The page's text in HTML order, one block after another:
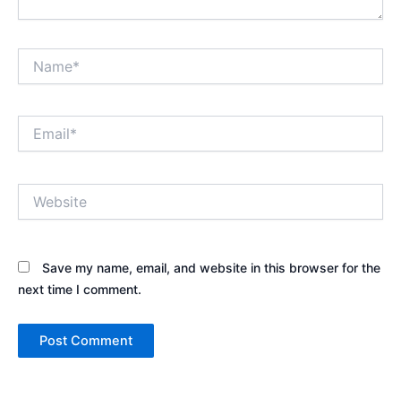
Save my name, email, and website in this browser for the
next time I comment.